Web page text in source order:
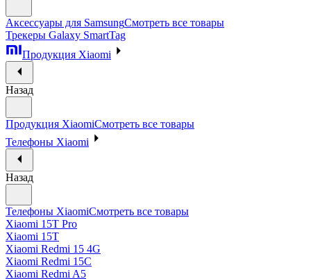
Аксессуары для SamsungСмотреть все товары
Трекеры Galaxy SmartTag
Продукция Xiaomi
Назад
Продукция XiaomiСмотреть все товары
Телефоны Xiaomi
Назад
Телефоны XiaomiСмотреть все товары
Xiaomi 15T Pro
Xiaomi 15T
Xiaomi Redmi 15 4G
Xiaomi Redmi 15C
Xiaomi Redmi A5